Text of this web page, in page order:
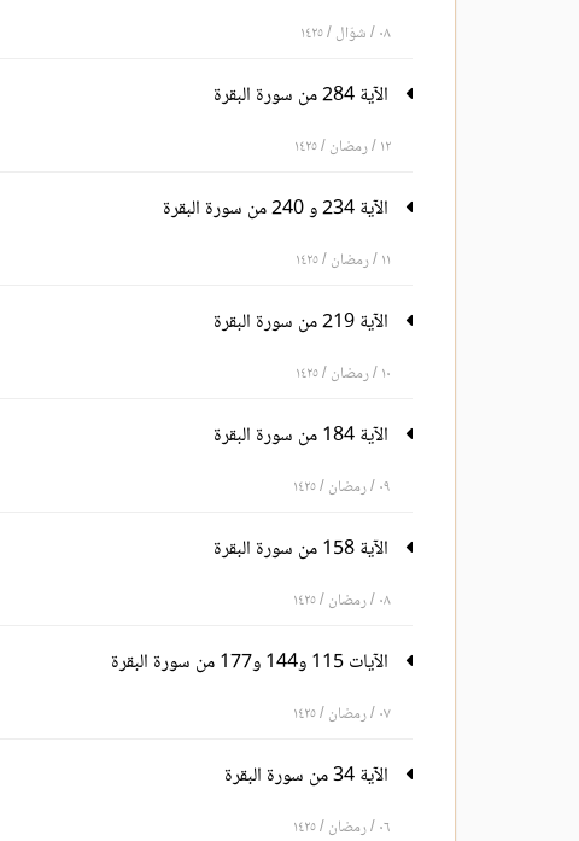
٠٨ / شوّال / ١٤٢٥
الآية 284 من سورة البقرة
١٢ / رمضان / ١٤٢٥
الآية 234 و 240 من سورة البقرة
١١ / رمضان / ١٤٢٥
الآية 219 من سورة البقرة
١٠ / رمضان / ١٤٢٥
الآية 184 من سورة البقرة
٠٩ / رمضان / ١٤٢٥
الآية 158 من سورة البقرة
٠٨ / رمضان / ١٤٢٥
الآيات 115 و144 و177 من سورة البقرة
٠٧ / رمضان / ١٤٢٥
الآية 34 من سورة البقرة
٠٦ / رمضان / ١٤٢٥